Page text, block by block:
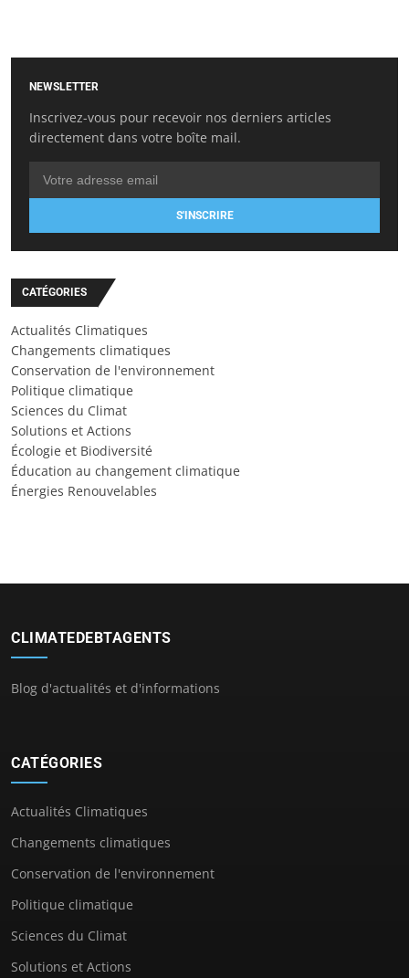
NEWSLETTER
Inscrivez-vous pour recevoir nos derniers articles
directement dans votre boîte mail.
S'INSCRIRE
CATÉGORIES
Actualités Climatiques
Changements climatiques
Conservation de l'environnement
Politique climatique
Sciences du Climat
Solutions et Actions
Écologie et Biodiversité
Éducation au changement climatique
Énergies Renouvelables
CLIMATEDEBTAGENTS
Blog d'actualités et d'informations
CATÉGORIES
Actualités Climatiques
Changements climatiques
Conservation de l'environnement
Politique climatique
Sciences du Climat
Solutions et Actions